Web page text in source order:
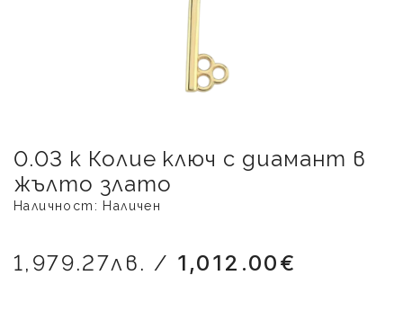
0.03 к Колие ключ с диамант в
жълто злато
Наличност: Наличен
1,979.27лв. / 1,012.00€